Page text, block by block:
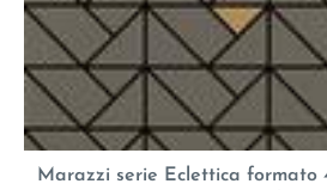
Marazzi serie Eclettica formato